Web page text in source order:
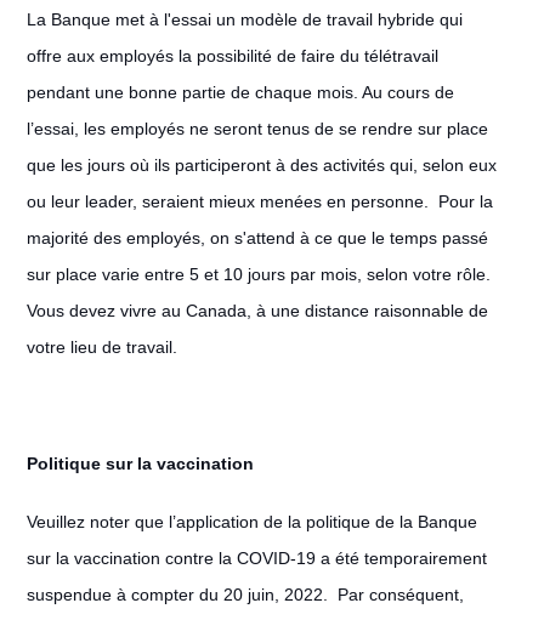
La Banque met à l'essai un modèle de travail hybride qui
offre aux employés la possibilité de faire du télétravail
pendant une bonne partie de chaque mois. Au cours de
l’essai, les employés ne seront tenus de se rendre sur place
que les jours où ils participeront à des activités qui, selon eux
ou leur leader, seraient mieux menées en personne. Pour la
majorité des employés, on s'attend à ce que le temps passé
sur place varie entre 5 et 10 jours par mois, selon votre rôle.
Vous devez vivre au Canada, à une distance raisonnable de
votre lieu de travail.
Politique sur la vaccination
Veuillez noter que l’application de la politique de la Banque
sur la vaccination contre la COVID-19 a été temporairement
suspendue à compter du 20 juin, 2022. Par conséquent,